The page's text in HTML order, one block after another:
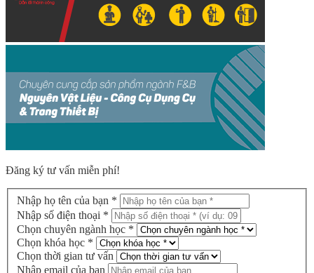
Đăng ký tư vấn miễn phí!
Nhập họ tên của bạn *
Nhập số điện thoại *
Chọn chuyên ngành học *
Chọn khóa học *
Chọn thời gian tư vấn
Nhập email của bạn